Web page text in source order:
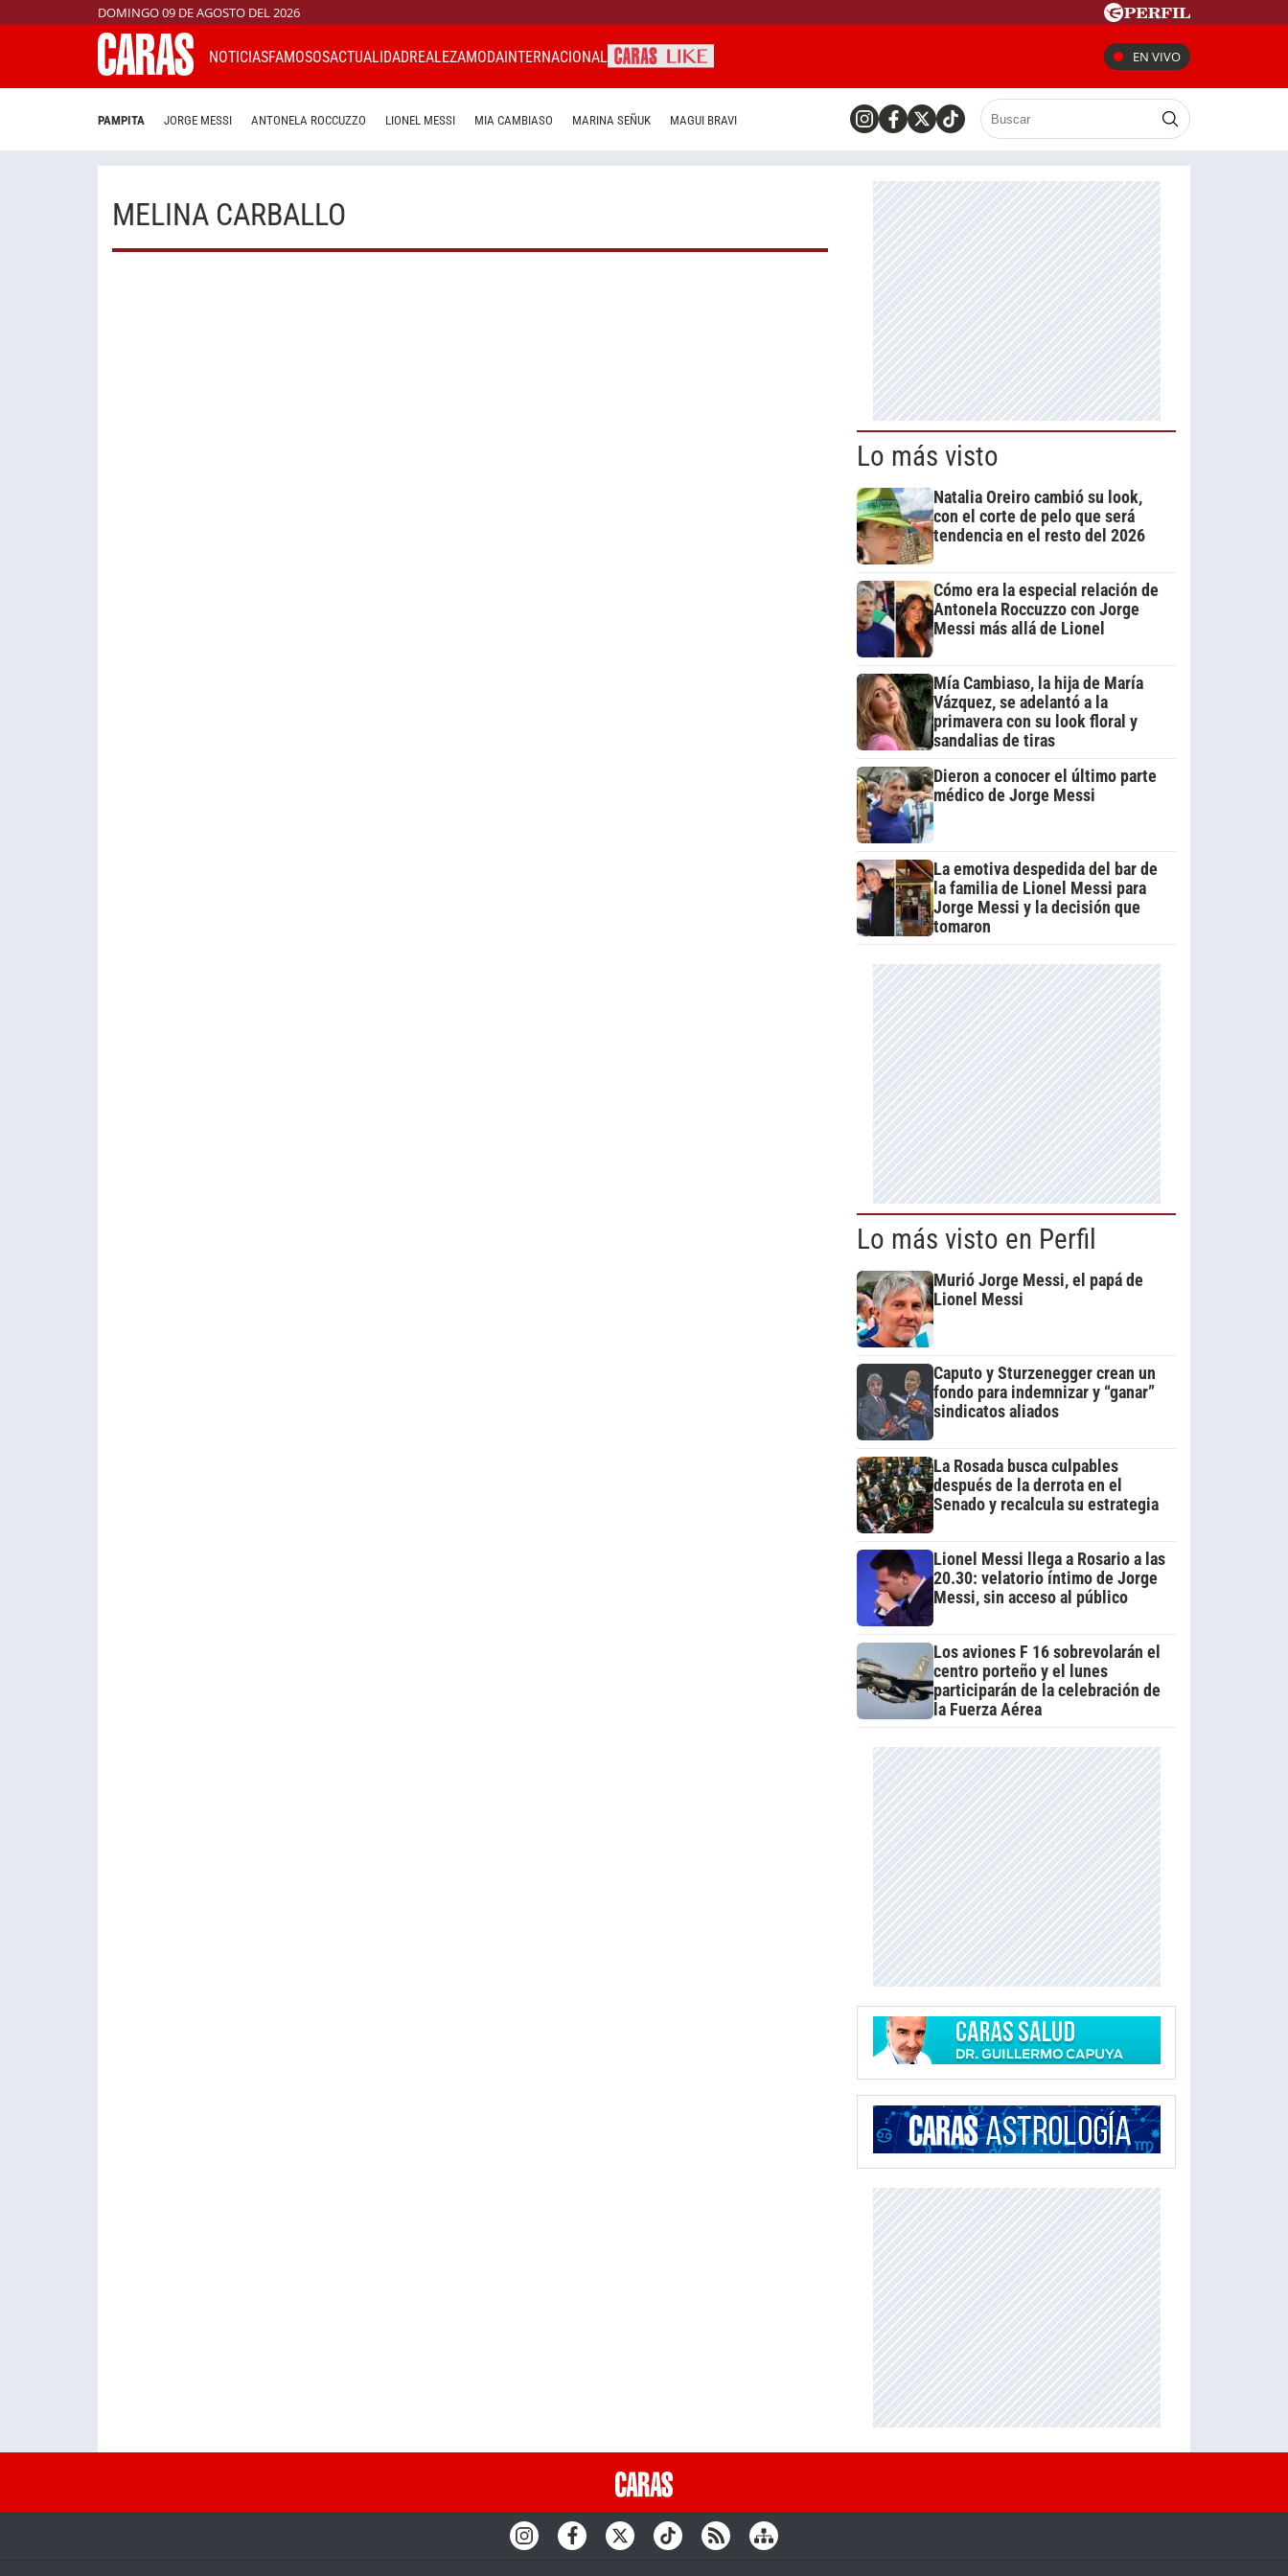
DOMINGO 09 DE AGOSTO DEL 2026
NOTICIASFAMOSOSACTUALIDADREALEZAMODAINTERNACIONAL EN VIVO
PAMPITA JORGE MESSI ANTONELA ROCCUZZO LIONEL MESSI MIA CAMBIASO MARINA SEÑUK MAGUI BRAVI
MELINA CARBALLO
Lo más visto
Natalia Oreiro cambió su look,
con el corte de pelo que será
tendencia en el resto del 2026
Cómo era la especial relación de
Antonela Roccuzzo con Jorge
Messi más allá de Lionel
Mía Cambiaso, la hija de María
Vázquez, se adelantó a la
primavera con su look floral y
sandalias de tiras
Dieron a conocer el último parte
médico de Jorge Messi
La emotiva despedida del bar de
la familia de Lionel Messi para
Jorge Messi y la decisión que
tomaron
Lo más visto en Perfil
Murió Jorge Messi, el papá de
Lionel Messi
Caputo y Sturzenegger crean un
fondo para indemnizar y “ganar”
sindicatos aliados
La Rosada busca culpables
después de la derrota en el
Senado y recalcula su estrategia
Lionel Messi llega a Rosario a las
20.30: velatorio íntimo de Jorge
Messi, sin acceso al público
Los aviones F 16 sobrevolarán el
centro porteño y el lunes
participarán de la celebración de
la Fuerza Aérea